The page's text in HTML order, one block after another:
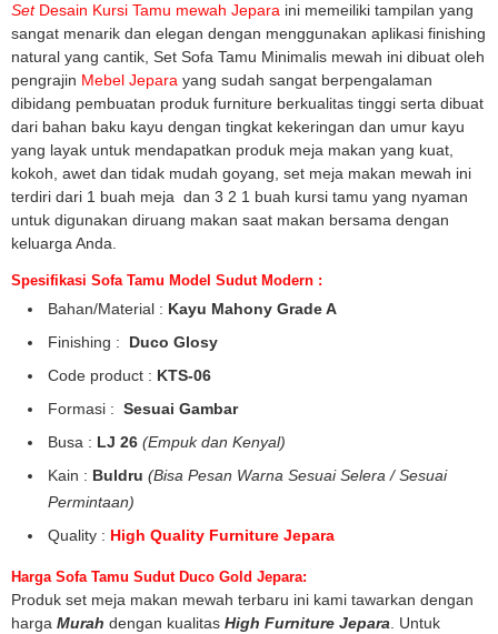
Set Desain Kursi Tamu mewah Jepara ini memeiliki tampilan yang
sangat menarik dan elegan dengan menggunakan aplikasi finishing
natural yang cantik, Set Sofa Tamu Minimalis mewah ini dibuat oleh
pengrajin Mebel Jepara yang sudah sangat berpengalaman
dibidang pembuatan produk furniture berkualitas tinggi serta dibuat
dari bahan baku kayu dengan tingkat kekeringan dan umur kayu
yang layak untuk mendapatkan produk meja makan yang kuat,
kokoh, awet dan tidak mudah goyang, set meja makan mewah ini
terdiri dari 1 buah meja dan 3 2 1 buah kursi tamu yang nyaman
untuk digunakan diruang makan saat makan bersama dengan
keluarga Anda.
Spesifikasi Sofa Tamu Model Sudut Modern :
Bahan/Material : Kayu Mahony Grade A
Finishing :
Duco Glosy
Code product : KTS-06
Formasi : Sesuai Gambar
Busa : LJ 26 (Empuk dan Kenyal)
Kain : Buldru (Bisa Pesan Warna Sesuai Selera / Sesuai
Permintaan)
Quality : High Quality Furniture Jepara
Harga Sofa Tamu Sudut Duco Gold Jepara:
Produk set meja makan mewah terbaru ini kami tawarkan dengan
harga Murah dengan kualitas High Furniture Jepara. Untuk